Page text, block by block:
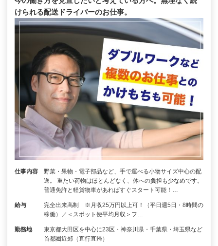
けられる配送ドライバーのお仕事。
仕事内容
野菜・果物・電子部品など、手で運べる小物サイズ中心の配
送。 重たい荷物はほとんどなく、体への負担も少なめです。
普通免許と軽貨物車があればすぐスタート可能！…
給与
完全出来高制 ※月収25万円以上可！（平日週5日・8時間の
稼働）／＜スポット便平均月収＞フ…
勤務地
東京都大田区を中心に23区・神奈川県・千葉県・埼玉県など
首都圏近郊（直行直帰）